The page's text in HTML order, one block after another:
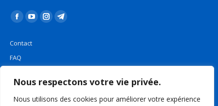
Nous respectons votre vie privée.
Nous utilisons des cookies pour améliorer votre expérience
Trouvez nous sur :
La
Facebook
s'ouvre
une
nouvelle
La
YouTube
une
nouvelle
La
une
nouvelle
La
une
nouvelle
Contact
FAQ
Mentions légales